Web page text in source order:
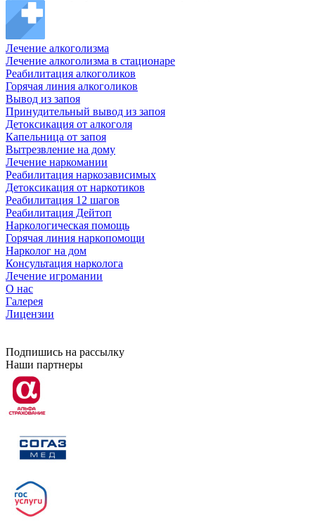
Лечение алкоголизма
Лечение алкоголизма в стационаре
Реабилитация алкоголиков
Горячая линия алкоголиков
Вывод из запоя
Принудительный вывод из запоя
Детоксикация от алкоголя
Капельница от запоя
Вытрезвление на дому
Лечение наркомании
Реабилитация наркозависимых
Детоксикация от наркотиков
Реабилитация 12 шагов
Реабилитация Дейтоп
Наркологическая помощь
Горячая линия наркопомощи
Нарколог на дом
Консультация нарколога
Лечение игромании
О нас
Галерея
Лицензии
Подпишись на рассылку
Наши партнеры